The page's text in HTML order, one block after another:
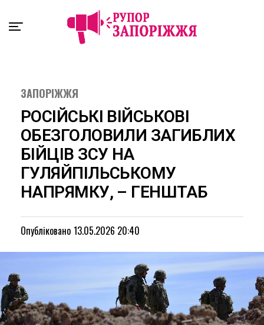
ЗАПОРІЖЖЯ
РОСІЙСЬКІ ВІЙСЬКОВІ
ОБЕЗГОЛОВИЛИ ЗАГИБЛИХ
БІЙЦІВ ЗСУ НА
ГУЛЯЙПІЛЬСЬКОМУ
НАПРЯМКУ, – ГЕНШТАБ
Опубліковано 13.05.2026 20:40
Exit mobile version